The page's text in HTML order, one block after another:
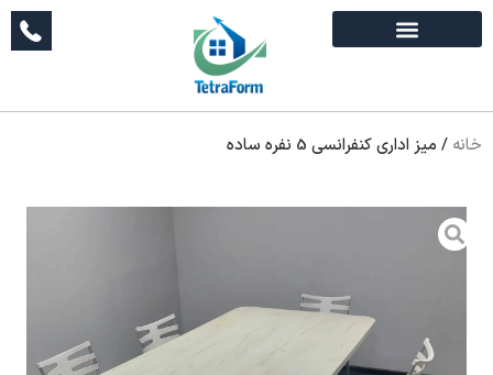
خانه / میز اداری کنفرانسی 5 نفره ساده